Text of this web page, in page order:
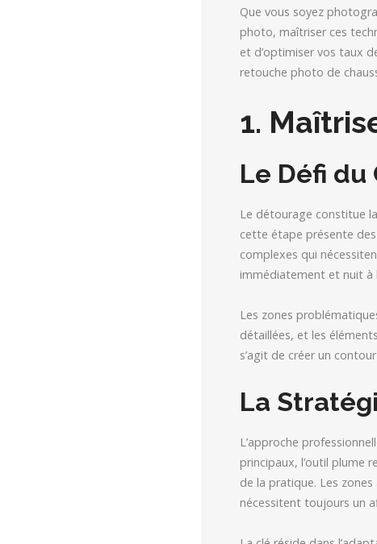
Que vous soyez
photo, maîtriser ces
et d’optimiser vos taux
retouche photo de
1.
Le Défi
Le détourage constitue
cette étape présente
complexes qui
immédiatement et nuit
Les zones
détaillées, et les
s’agit de créer un
La
L’approche
principaux, l’outil plume
de la pratique. Les
nécessitent toujours un